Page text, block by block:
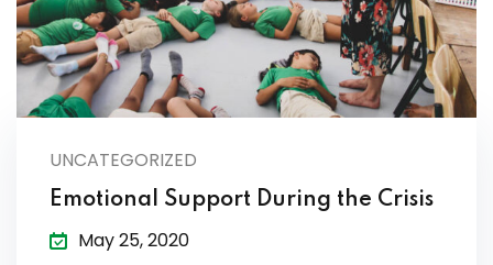
& Materials List
UNCATEGORIZED
Emotional Support During the Crisis
May 25, 2020